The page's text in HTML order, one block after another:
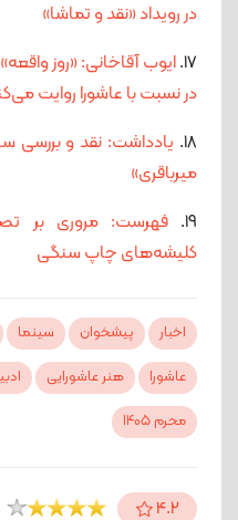
در رویداد «نقد و تماشا»
17. ایوب آقاخانی: «روز
در نسبت با عاشورا روایت
18. یادداشت: نقد و بررسی
میرباقری»
19.
فهرست: مروری بر
کلیشه‌های چاپ سنگی
اخبار پیشخوان سینما
عاشورا
هنر عاشورایی
محرم 1405
4.2